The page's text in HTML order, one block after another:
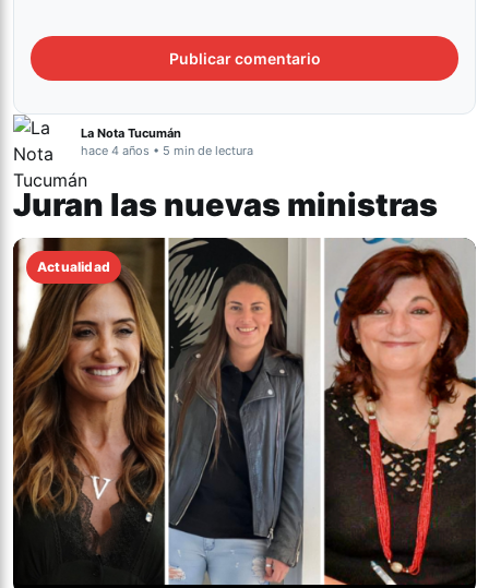
La Nota Tucumán
hace 4 años • 5 min de lectura
Juran las nuevas ministras
Actualidad